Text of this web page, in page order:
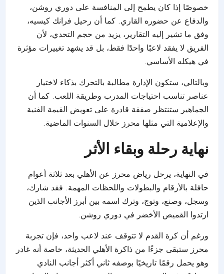
خصوصًا إذا كان يطمح إلى المنافسة على دوري روشن،
والدفاع عن حضوره القاري. كما أن رحيل فرانك كيسيه،
وفق ما تشير إليه التقارير، يزيد من حجم التحدي، لأن
الفريق لا يفقد لاعبًا واحدًا فقط، بل قد يشهد تغييرات مؤثرة
في هيكله الأساسي.
وبالتالي، ستكون الإدارة مطالبة بالتحرك بذكاء لاختيار
عناصر تناسب احتياجات المدرب وطريقة اللعب. كما أن
الجماهير ستنتظر صفقة قادرة على تعويض القيمة الفنية
والإعلامية التي مثلها محرز خلال السنوات الماضية.
نهاية رحلة وبقاء الأثر
في النهاية، يرحل رياض محرز عن الأهلي بعد ثلاثة أعوام
حافلة بالأرقام والبطولات واللحظات المهمة. فقد شارك،
وسجل، وصنع، وتوج، وترك اسمه بين أبرز الأجانب الذين
ارتدوا القميص الأخضر في دوري روشن.
ورغم أن كرة القدم لا تتوقف عند لاعب واحد، فإن تجربة
محرز ستبقى جزءًا من ذاكرة الأهلي الحديثة، خاصة أنه غادر
وهو يحمل رقمًا تاريخيًا بوصفه ثاني أكثر أجانب النادي